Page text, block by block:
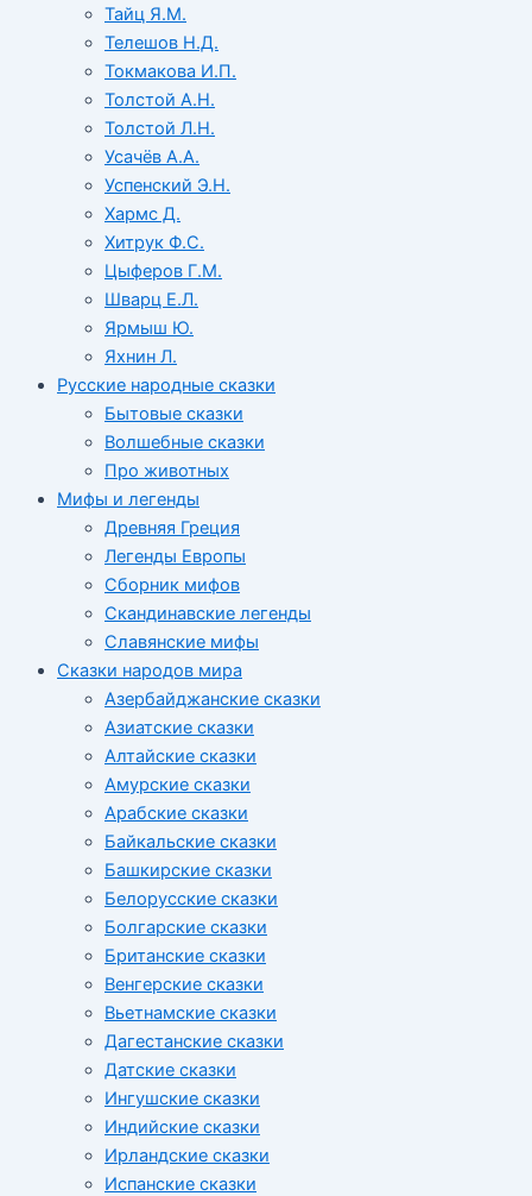
Тайц Я.М.
Телешов Н.Д.
Токмакова И.П.
Толстой А.Н.
Толстой Л.Н.
Усачёв А.А.
Успенский Э.Н.
Хармс Д.
Хитрук Ф.С.
Цыферов Г.М.
Шварц Е.Л.
Ярмыш Ю.
Яхнин Л.
Русские народные сказки
Бытовые сказки
Волшебные сказки
Про животных
Мифы и легенды
Древняя Греция
Легенды Европы
Сборник мифов
Скандинавские легенды
Славянские мифы
Сказки народов мира
Азербайджанские сказки
Азиатские сказки
Алтайские сказки
Амурские сказки
Арабские сказки
Байкальские сказки
Башкирские сказки
Белорусские сказки
Болгарские сказки
Британские сказки
Венгерские сказки
Вьетнамские сказки
Дагестанские сказки
Датские сказки
Ингушские сказки
Индийские сказки
Ирландские сказки
Испанские сказки